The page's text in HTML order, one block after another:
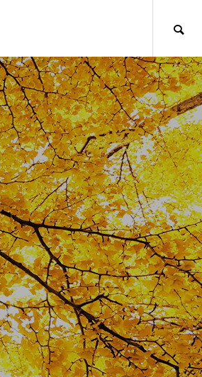
内】「ココペリ」のランチで
ごしませんか？【菊川グルメ
苔工房アイモ
リウムをつくり
ポット】
「虚空蔵山 福
川観光スポッ
、菊川の観
まで、菊川
す。
menu.php